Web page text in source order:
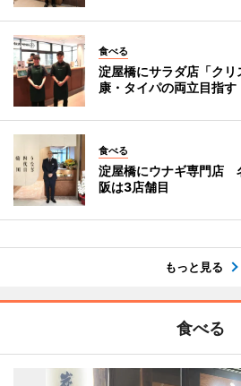
食べる
淀屋橋にサラダ店「ク
康・タイパの両立目指す
食べる
淀屋橋にウナギ専門店
阪は3店舗目
もっと見る
食べる